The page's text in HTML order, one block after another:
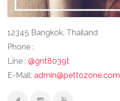
12345 Bangkok, Thailand
Phone :
Line : @gnt8039t
E-Mail: admin@pettozone.com